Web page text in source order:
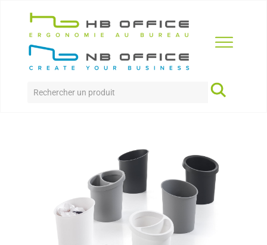
Accueil > Produits > accessoires>Hi-Tech
HI-TECH